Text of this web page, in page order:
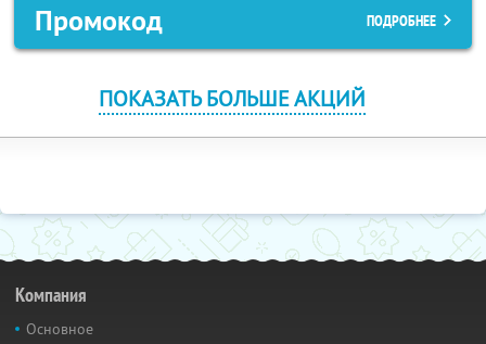
Промокод ПОДРОБНЕЕ
ПОКАЗАТЬ БОЛЬШЕ АКЦИЙ
Компания
Основное